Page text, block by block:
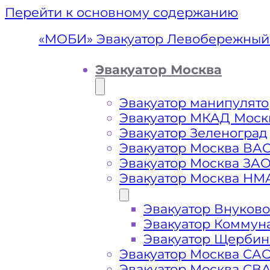
Перейти к основному содержанию
Эвакуатор
«МОБИ» Эвакуатор
Эвакуатор Москва
Эвакуатор
Эвакуатор МКАД
Эвакуатор Зеленоград
Эвакуатор Москва
Эвакуатор Москва
Эвакуатор Москва
Эвакуатор Внуково
Эвакуатор
Эвакуатор
Эвакуатор Москва